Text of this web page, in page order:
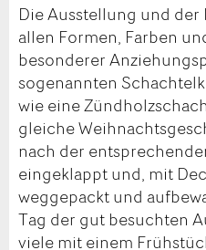
Die Ausstellung und
allen Formen, Farben
besonderer
sogenannten
wie eine
gleiche
nach der
eingeklappt und, mit
weggepackt und
Tag der gut besuchten
viele mit einem